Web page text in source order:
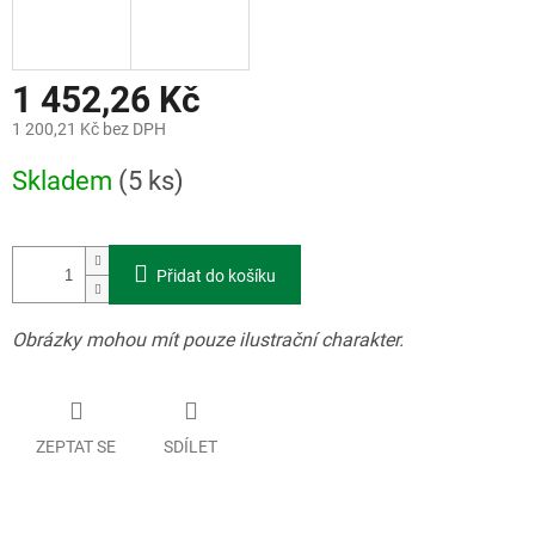
1 452,26 Kč
1 200,21 Kč bez DPH
cena:
Skladem (5 ks)
Přidat do košíku
Obrázky mohou mít pouze ilustrační charakter.
ZEPTAT SE SDÍLET